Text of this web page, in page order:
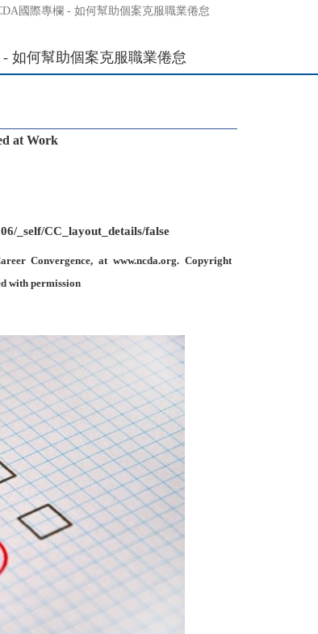
國際專欄 - 如何幫助個案克服職業倦怠
如何幫助個案克服職業倦怠
at Work
_self/CC_layout_details/false
Convergence, at www.ncda.org. Copyright
with permission